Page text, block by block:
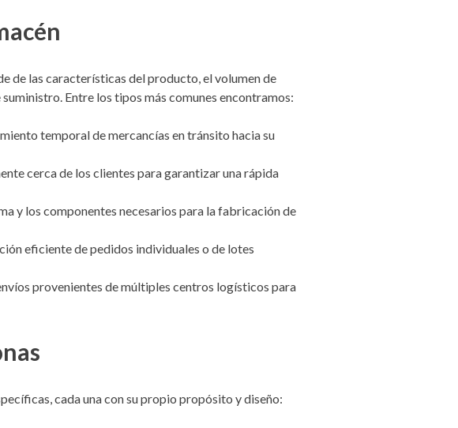
de las características del producto, el volumen de
Entre los tipos más comunes encontramos:
temporal de mercancías en tránsito hacia su
cerca de los clientes para garantizar una rápida
y los componentes necesarios para la fabricación de
eficiente de pedidos individuales o de lotes
provenientes de múltiples centros logísticos para
cada una con su propio propósito y diseño: